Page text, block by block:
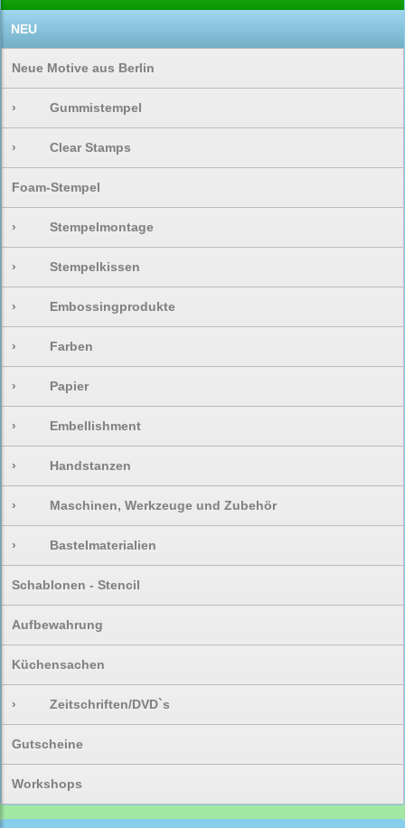
NEU
Neue Motive aus Berlin
› Gummistempel
› Clear Stamps
Foam-Stempel
› Stempelmontage
› Stempelkissen
› Embossingprodukte
› Farben
› Papier
› Embellishment
› Handstanzen
› Maschinen, Werkzeuge und Zubehör
› Bastelmaterialien
Schablonen - Stencil
Aufbewahrung
Küchensachen
› Zeitschriften/DVD`s
Gutscheine
Workshops